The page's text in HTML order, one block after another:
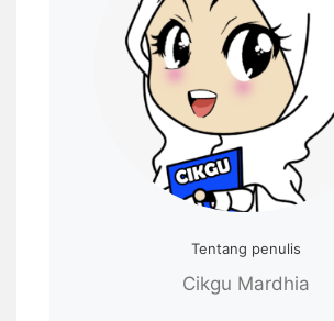
Tentang penulis
Cikgu Mardhia